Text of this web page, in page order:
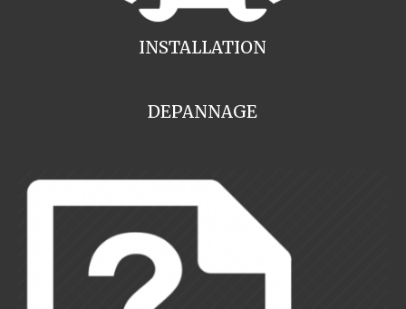
INSTALLATION
DEPANNAGE